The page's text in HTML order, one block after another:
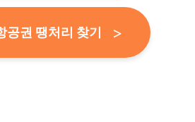
공권 땡처리 찾기